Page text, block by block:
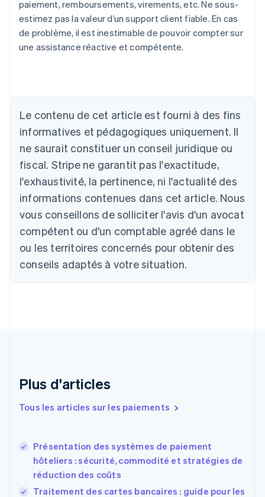
paiement, remboursements, virements, etc. Ne sous-
estimez pas la valeur d’un support client fiable. En cas
de problème, il est inestimable de pouvoir compter sur
une assistance réactive et compétente.
Le contenu de cet article est fourni à des fins
informatives et pédagogiques uniquement. Il
ne saurait constituer un conseil juridique ou
fiscal. Stripe ne garantit pas l'exactitude,
l'exhaustivité, la pertinence, ni l'actualité des
informations contenues dans cet article. Nous
vous conseillons de solliciter l'avis d'un avocat
compétent ou d'un comptable agréé dans le
ou les territoires concernés pour obtenir des
conseils adaptés à votre situation.
Plus d'articles
Tous les articles sur les paiements
Présentation des systèmes de paiement
hôteliers : sécurité, commodité et stratégies de
réduction des coûts
Traitement des cartes bancaires : guide pour les
Allemagne
Australie
English
Autriche
DeutschEnglish
Belgique
NederlandsFrançaisDeutsch English
Português English
Bulgarie
English
Canada
EnglishFrançais
English
Émirats arabes unis
Estonie
États-Unis
EnglishEspañol简体中文
Finlande